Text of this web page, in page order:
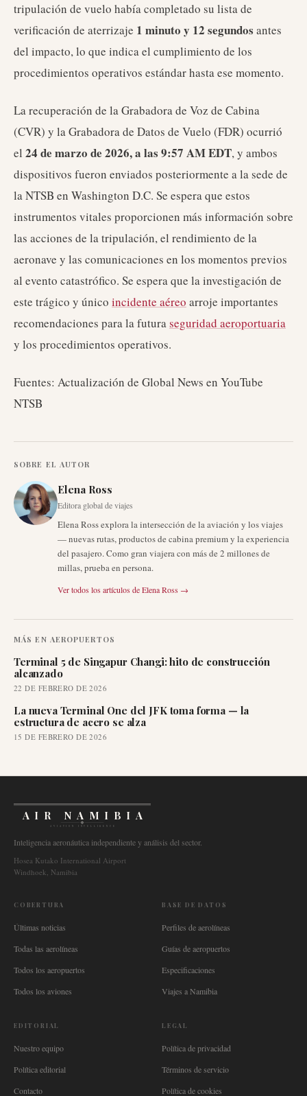
tripulación de vuelo había completado su lista de
verificación de aterrizaje 1 minuto y 12 segundos antes
del impacto, lo que indica el cumplimiento de los
procedimientos operativos estándar hasta ese momento.
La recuperación de la Grabadora de Voz de Cabina
(CVR) y la Grabadora de Datos de Vuelo (FDR) ocurrió
el 24 de marzo de 2026, a las 9:57 AM EDT, y ambos
dispositivos fueron enviados posteriormente a la sede de
la NTSB en Washington D.C. Se espera que estos
instrumentos vitales proporcionen más información sobre
las acciones de la tripulación, el rendimiento de la
aeronave y las comunicaciones en los momentos previos
al evento catastrófico. Se espera que la investigación de
este trágico y único incidente aéreo arroje importantes
recomendaciones para la futuraseguridad aeroportuaria
y los procedimientos operativos.
Fuentes: Actualización de Global News en YouTube
NTSB
SOBRE EL AUTOR
Elena Ross
Editora global de viajes
Elena Ross explora la intersección de la aviación y los viajes
— nuevas rutas, productos de cabina premium y la experiencia
del pasajero. Como gran viajera con más de 2 millones de
millas, prueba en persona.
Ver todos los artículos deElena Ross →
MÁS EN AEROPUERTOS
Terminal 5 de Singapur Changi: hito de construcción
alcanzado
22 DE FEBRERO DE 2026
La nueva Terminal One del JFK toma forma — la
estructura de acero se alza
15 DE FEBRERO DE 2026
AIR NAMIBIA
AVIATION INTELLIGENCE
Inteligencia aeronáutica independiente y análisis del sector.
Hosea Kutako International Airport
Windhoek, Namibia
COBERTURA
Últimas noticias
Todas las aerolíneas
Todos los aeropuertos
Todos los aviones
BASE DE DATOS
Perfiles de aerolíneas
Guías de aeropuertos
Especificaciones
Viajes a Namibia
EDITORIAL
Nuestro equipo
Política editorial
Contacto
LEGAL
Política de privacidad
Términos de servicio
Política de cookies